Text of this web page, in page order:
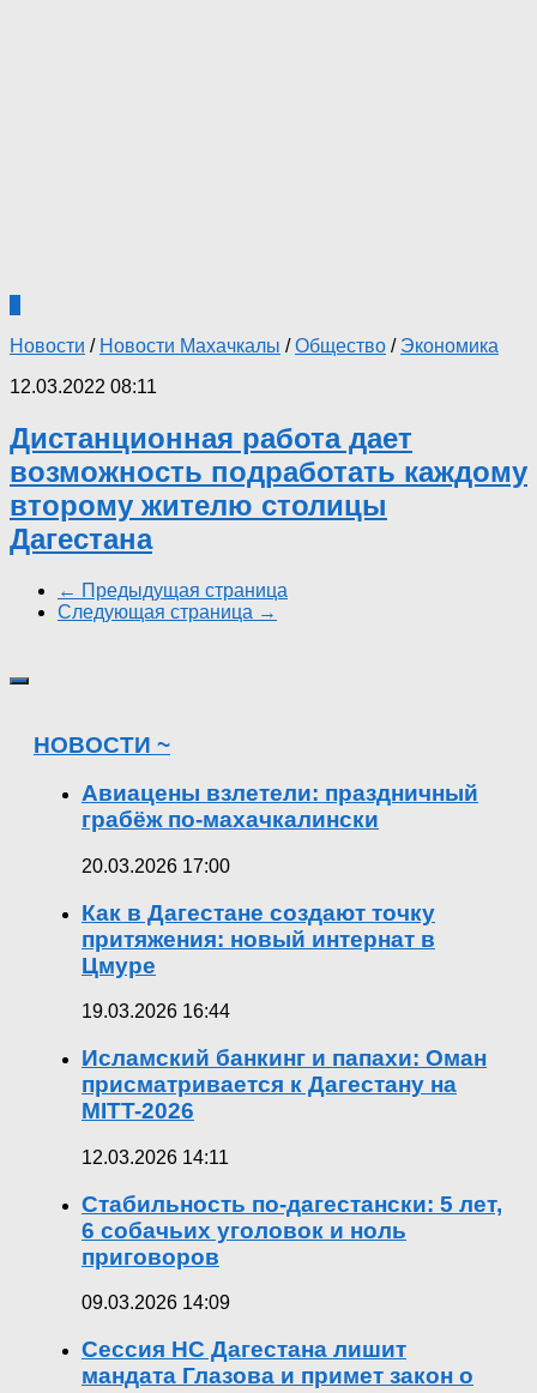
Новости / Новости Махачкалы /Общество / Экономика
12.03.2022 08:11
Дистанционная работа дает
возможность подработать каждому
второму жителю столицы
Дагестана
← Предыдущая страница
Следующая страница →
НОВОСТИ ~
Авиацены взлетели: праздничный
грабёж по-махачкалински
20.03.2026 17:00
Как в Дагестане создают точку
притяжения: новый интернат в
Цмуре
19.03.2026 16:44
Исламский банкинг и папахи: Оман
присматривается к Дагестану на
MITT-2026
12.03.2026 14:11
Стабильность по-дагестански: 5 лет,
6 собачьих уголовок и ноль
приговоров
09.03.2026 14:09
Сессия НС Дагестана лишит
мандата Глазова и примет закон о